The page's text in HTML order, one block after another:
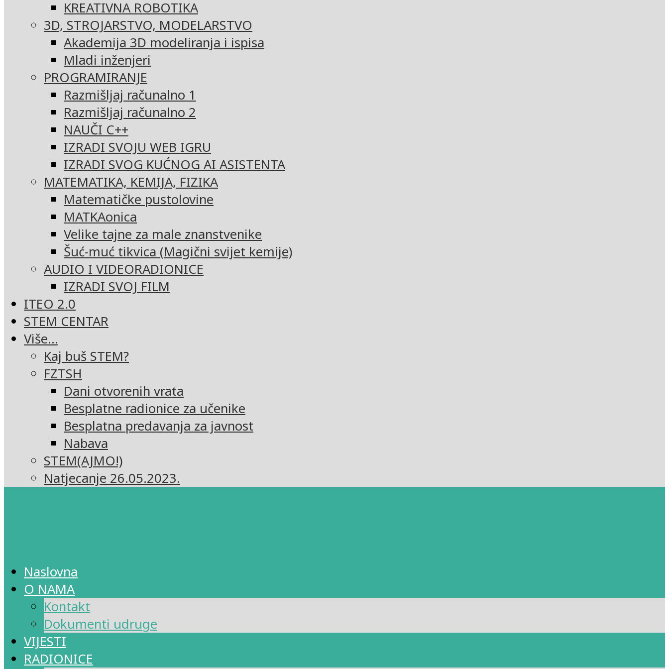
KREATIVNA ROBOTIKA
3D, STROJARSTVO, MODELARSTVO
Akademija 3D modeliranja i ispisa
Mladi inženjeri
PROGRAMIRANJE
Razmišljaj računalno 1
Razmišljaj računalno 2
NAUČI C++
IZRADI SVOJU WEB IGRU
IZRADI SVOG KUĆNOG AI ASISTENTA
MATEMATIKA, KEMIJA, FIZIKA
Matematičke pustolovine
MATKAonica
Velike tajne za male znanstvenike
Šuć-muć tikvica (Magični svijet kemije)
AUDIO I VIDEORADIONICE
IZRADI SVOJ FILM
ITEO 2.0
STEM CENTAR
Više…
Kaj buš STEM?
FZTSH
Dani otvorenih vrata
Besplatne radionice za učenike
Besplatna predavanja za javnost
Nabava
STEM(AJMO!)
Natjecanje 26.05.2023.
Naslovna
O NAMA
Kontakt
Dokumenti udruge
VIJESTI
RADIONICE